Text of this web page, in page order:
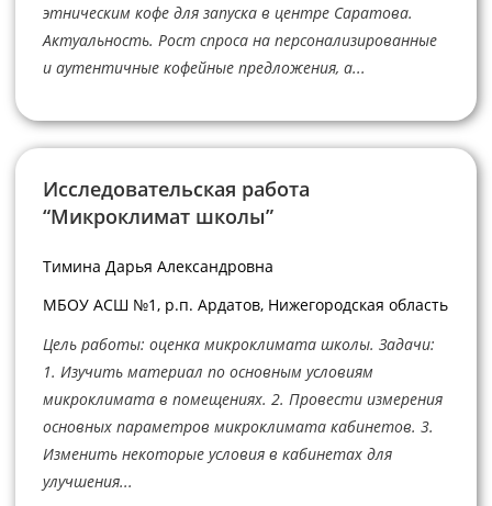
этническим кофе для запуска в центре Саратова.
Актуальность. Рост спроса на персонализированные
и аутентичные кофейные предложения, а...
Исследовательская работа
“Микроклимат школы”
Тимина Дарья Александровна
МБОУ АСШ №1, р.п. Ардатов, Нижегородская область
Цель работы: оценка микроклимата школы. Задачи:
1. Изучить материал по основным условиям
микроклимата в помещениях. 2. Провести измерения
основных параметров микроклимата кабинетов. 3.
Изменить некоторые условия в кабинетах для
улучшения...